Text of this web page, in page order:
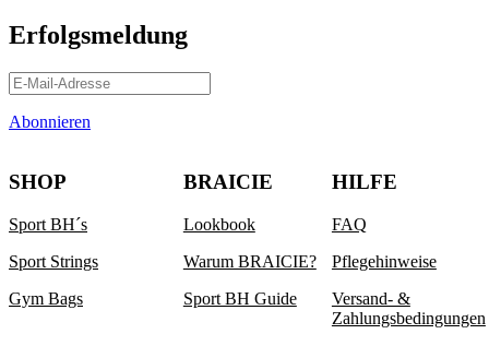
Erfolgsmeldung
Abonnieren
SHOP
Sport BH´s
Sport Strings
Gym Bags
BRAICIE
Lookbook
Warum BRAICIE?
Sport BH Guide
HILFE
FAQ
Pflegehinweise
Versand- &
Zahlungsbedingungen